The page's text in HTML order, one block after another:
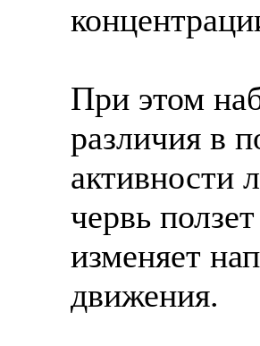
При этом
различия в
активности
червь
изменяет
движения.